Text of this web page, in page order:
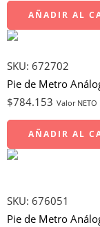
AÑADIR AL
SKU: 672702
Pie de Metro
$784.153 Valor NETO
AÑADIR AL
SKU: 676051